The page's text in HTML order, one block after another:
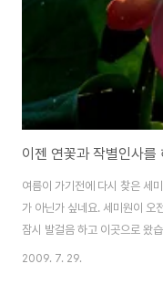
이젠 연꽃과 작별인사를
여름이 가기전에 다시 찾은 세
가 아닌가 싶네요. 세미원이 오
잠시 발걸음 하고 이곳으로 왔
까요? 아니면 이미 연꽃이 많이
2009. 7. 29.